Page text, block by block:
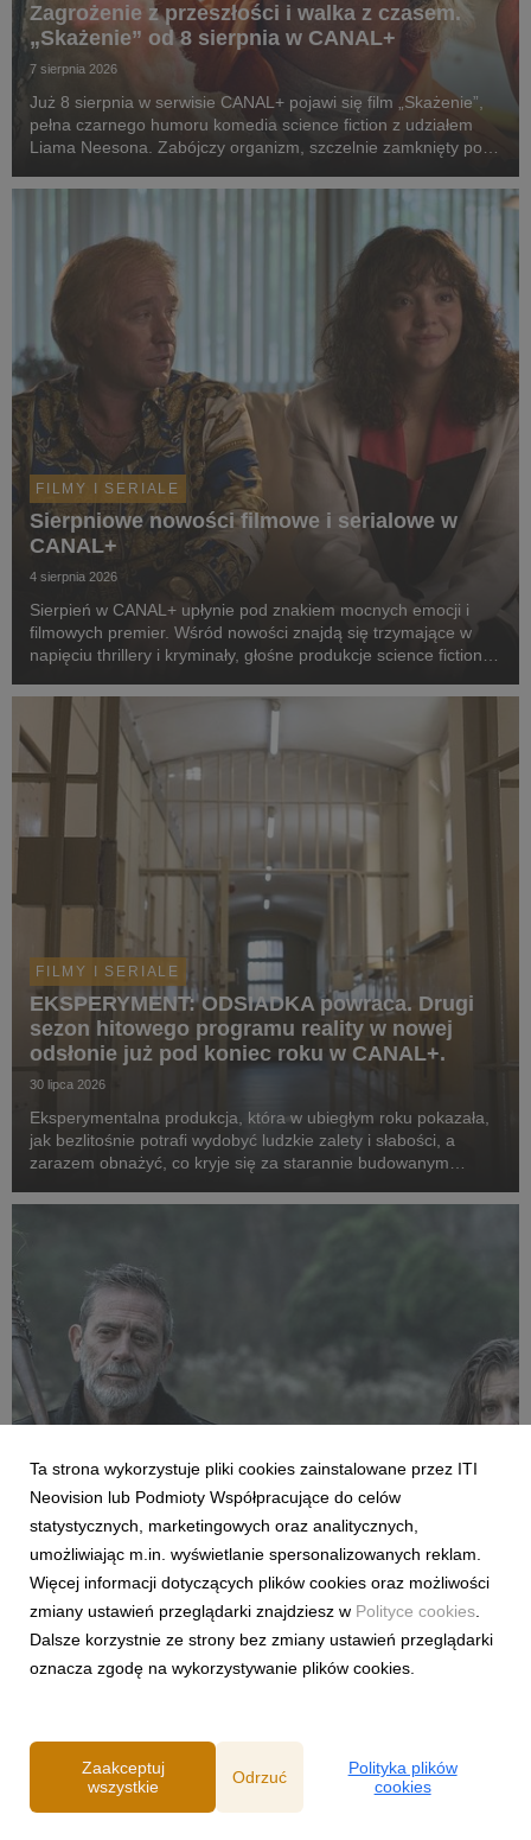
Zagrożenie z przeszłości i walka z czasem.
„Skażenie” od 8 sierpnia w CANAL+
7 sierpnia 2026
Już 8 sierpnia w serwisie CANAL+ pojawi się film „Skażenie”,
pełna czarnego humoru komedia science fiction z udziałem
Liama Neesona. Zabójczy organizm, szczelnie zamknięty pod
nadzieją ludzkości staje się dwoje spóźni...
FILMY I SERIALE
Sierpniowe nowości filmowe i serialowe w
CANAL+
4 sierpnia 2026
Sierpień w CANAL+ upłynie pod znakiem mocnych emocji i
filmowych premier. Wśród nowości znajdą się trzymające w
napięciu thrillery i kryminały, głośne produkcje science fiction,
Widzowie zobaczą m.in. serial „Skażeni...
FILMY I SERIALE
EKSPERYMENT: ODSIADKA powraca. Drugi
sezon hitowego programu reality w nowej
odsłonie już pod koniec roku w CANAL+.
30 lipca 2026
Eksperymentalna produkcja, która w ubiegłym roku pokazała,
jak bezlitośnie potrafi wydobyć ludzkie zalety i słabości, a
zarazem obnażyć, co kryje się za starannie budowanym
razem za więzienne kraty trafią kobiety. ...
FILMY I SERIALE
Premiera pierwszego odcinka trzeciego
sezonu „The Walking Dead: Dead City” już
dziś w CANAL+
27 lipca 2026
Już dziś polscy fani kultowego uniwersum żywych trupów
zobaczą nowe przygody Maggie i Negana. Od 27 lipca w
serwisie można oglądać pierwszy odcinek kontynuacji serialu,
Ta strona wykorzystuje pliki cookies zainstalowane przez ITI
Neovision lub Podmioty Współpracujące do celów
statystycznych, marketingowych oraz analitycznych,
umożliwiając m.in. wyświetlanie spersonalizowanych reklam.
Więcej informacji dotyczących plików cookies oraz możliwości
zmiany ustawień przeglądarki znajdziesz w Polityce cookies
Dalsze korzystnie ze strony bez zmiany ustawień przeglądarki
oznacza zgodę na wykorzystywanie plików cookies.
Zaakceptuj
wszystkie
Odrzuć
Polityka plików
cookies